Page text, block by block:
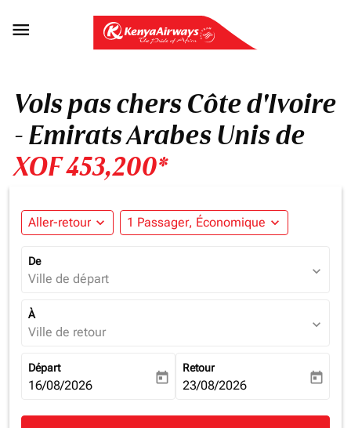

Vols pas chers Côte d'Ivoire
- Emirats Arabes Unis de
XOF 453,200*
Aller-retour expand_more 1 Passager, Économique expand_more
De
Ville de départ expand_more
À
Ville de retour expand_more
Départ
fc-booking-departure-date-aria-label
16/08/2026 today
Retour
fc-booking-return-date-aria-
23/08/2026 today